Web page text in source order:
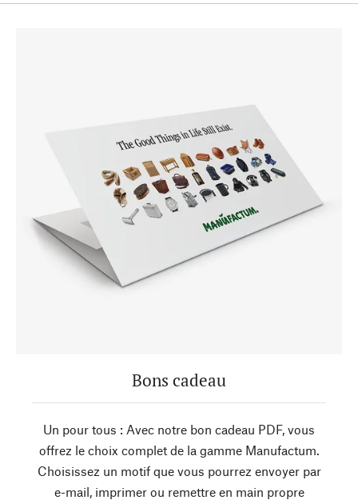
Bons cadeau
Un pour tous : Avec notre bon cadeau PDF, vous
offrez le choix complet de la gamme Manufactum.
Choisissez un motif que vous pourrez envoyer par
e-mail, imprimer ou remettre en main propre